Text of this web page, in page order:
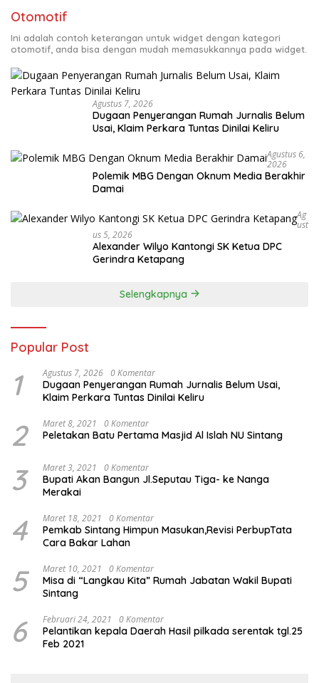
Otomotif
Ini adalah contoh keterangan untuk widget dengan kategori
otomotif, anda bisa dengan mudah memasukkannya pada widget.
Agustus 7, 2026
Dugaan Penyerangan Rumah Jurnalis Belum
Usai, Klaim Perkara Tuntas Dinilai Keliru
Agustus 6,
2026
Polemik MBG Dengan Oknum Media Berakhir
Damai
Ag
Ust
Us 5, 2026
Alexander Wilyo Kantongi SK Ketua DPC
Gerindra Ketapang
Selengkapnya
Popular Post
1 Agustus 7, 2026 0 Komentar
Dugaan Penyerangan Rumah Jurnalis Belum Usai,
Klaim Perkara Tuntas Dinilai Keliru
2 Maret 8, 2021 0 Komentar
Peletakan Batu Pertama Masjid Al Islah NU Sintang
3 Maret 3, 2021 0 Komentar
Bupati Akan Bangun Jl.Seputau Tiga- ke Nanga
Merakai
4 Maret 18, 2021 0 Komentar
Pemkab Sintang Himpun Masukan,Revisi PerbupTata
Cara Bakar Lahan
5 Maret 10, 2021 0 Komentar
Misa di “Langkau Kita” Rumah Jabatan Wakil Bupati
Sintang
6 Februari 24, 2021 0 Komentar
Pelantikan kepala Daerah Hasil pilkada serentak tgl.25
Feb 2021